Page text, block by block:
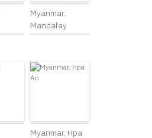
Myanmar.
Mandalay
Myanmar. Hpa